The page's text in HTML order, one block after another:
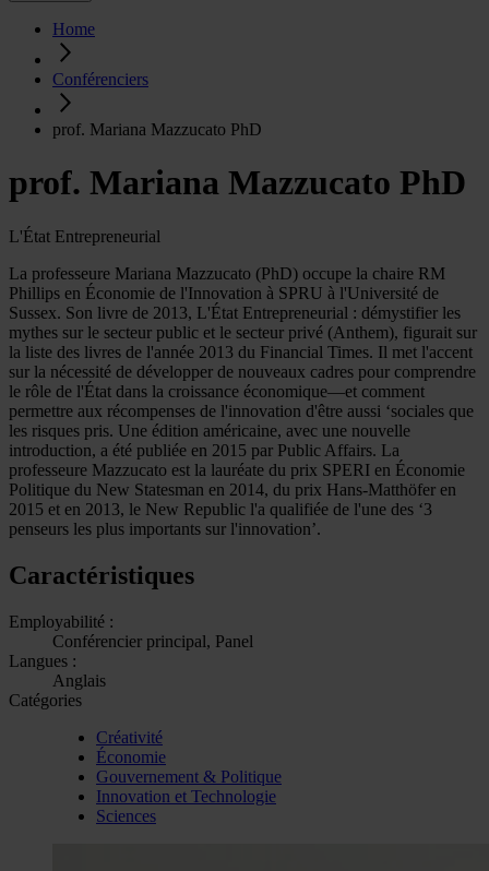
Home
Conférenciers
prof. Mariana Mazzucato PhD
prof. Mariana Mazzucato PhD
L'État Entrepreneurial
La professeure Mariana Mazzucato (PhD) occupe la chaire RM
Phillips en Économie de l'Innovation à SPRU à l'Université de
Sussex. Son livre de 2013, L'État Entrepreneurial : démystifier les
mythes sur le secteur public et le secteur privé (Anthem), figurait sur
la liste des livres de l'année 2013 du Financial Times. Il met l'accent
sur la nécessité de développer de nouveaux cadres pour comprendre
le rôle de l'État dans la croissance économique—et comment
permettre aux récompenses de l'innovation d'être aussi ‘sociales que
les risques pris. Une édition américaine, avec une nouvelle
introduction, a été publiée en 2015 par Public Affairs. La
professeure Mazzucato est la lauréate du prix SPERI en Économie
Politique du New Statesman en 2014, du prix Hans-Matthöfer en
2015 et en 2013, le New Republic l'a qualifiée de l'une des ‘3
penseurs les plus importants sur l'innovation’.
Caractéristiques
Employabilité :
Conférencier principal, Panel
Langues :
Anglais
Catégories
Créativité
Économie
Gouvernement & Politique
Innovation et Technologie
Sciences